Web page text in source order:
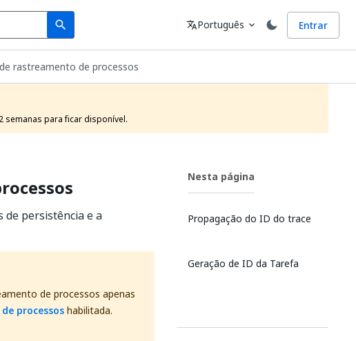
search
Search Idioma
translatePortuguês expand_more Entrar
rastreamento de processos
semanas para ficar disponível.
de persistência e a
de processos apenas
processoshabilitada.
Nesta página
Propagação do ID do trace
Geração de ID da Tarefa